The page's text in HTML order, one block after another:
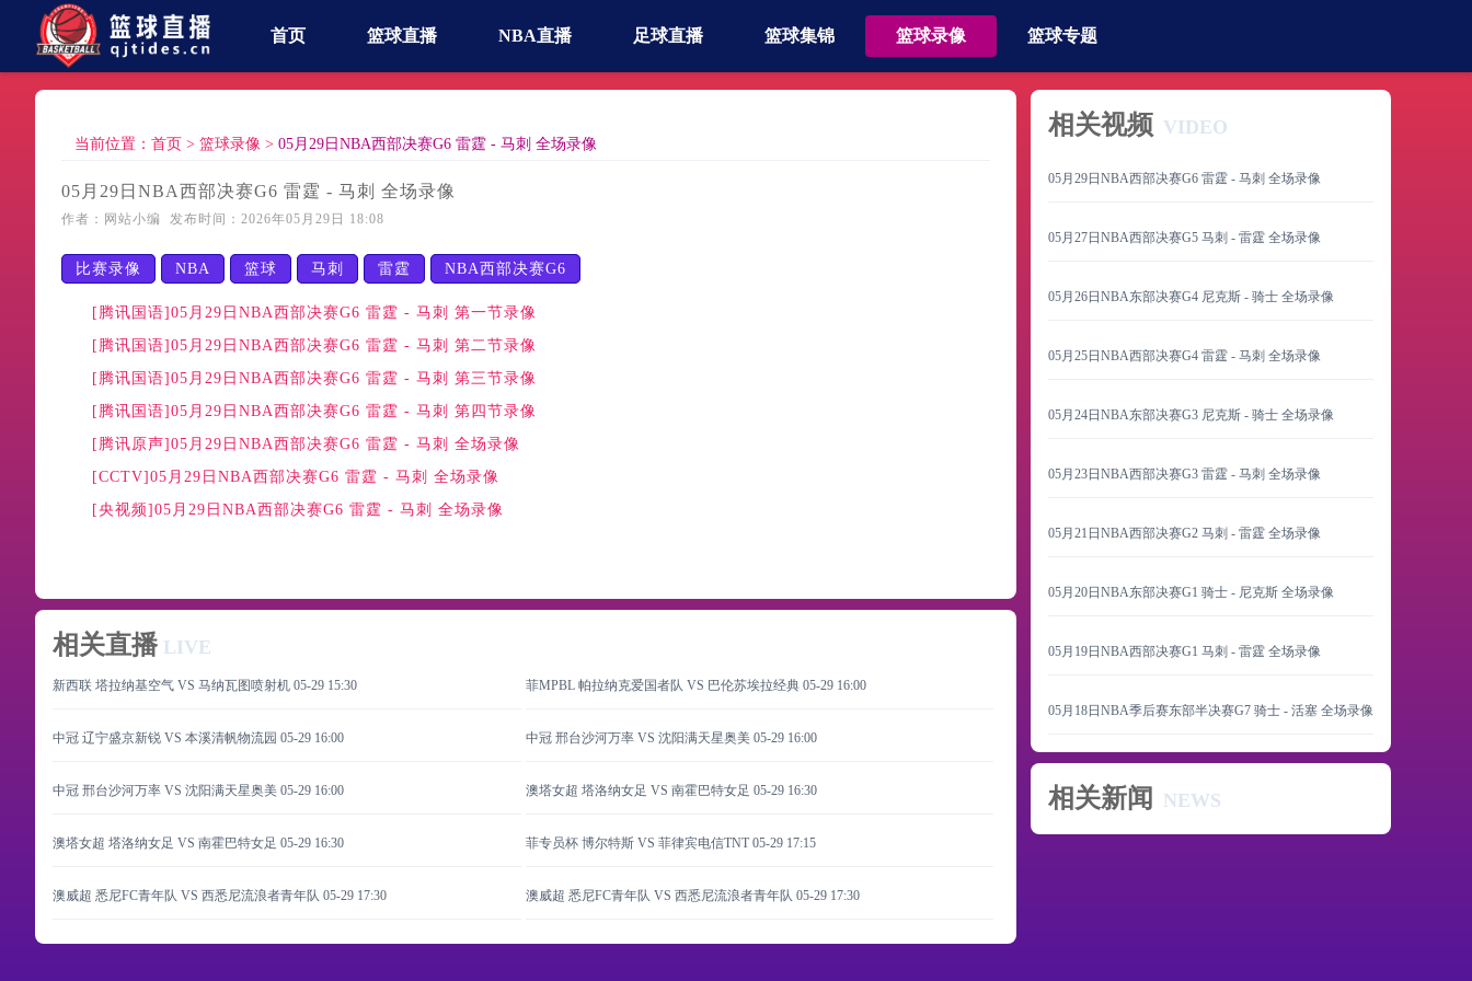
首页 篮球直播 NBA直播 足球直播 篮球集锦 篮球录像 篮球专题
当前位置： 首页 > 篮球录像 > 05月29日NBA西部决赛G6 雷霆 - 马刺 全场录像
05月29日NBA西部决赛G6 雷霆 - 马刺 全场录像
作者：网站小编 发布时间：2026年05月29日 18:08
比赛录像 NBA 篮球 马刺 雷霆 NBA西部决赛G6
[腾讯国语]05月29日NBA西部决赛G6 雷霆 - 马刺 第一节录像
[腾讯国语]05月29日NBA西部决赛G6 雷霆 - 马刺 第二节录像
[腾讯国语]05月29日NBA西部决赛G6 雷霆 - 马刺 第三节录像
[腾讯国语]05月29日NBA西部决赛G6 雷霆 - 马刺 第四节录像
[腾讯原声]05月29日NBA西部决赛G6 雷霆 - 马刺 全场录像
[CCTV]05月29日NBA西部决赛G6 雷霆 - 马刺 全场录像
[央视频]05月29日NBA西部决赛G6 雷霆 - 马刺 全场录像
相关直播 LIVE
新西联 塔拉纳基空气 VS 马纳瓦图喷射机 05-29 15:30 菲MPBL 帕拉纳克爱国者队 VS 巴伦苏埃拉经典 05-29 16:00
中冠 辽宁盛京新锐 VS 本溪清帆物流园 05-29 16:00 中冠 邢台沙河万率 VS 沈阳满天星奥美 05-29 16:00
中冠 邢台沙河万率 VS 沈阳满天星奥美 05-29 16:00 澳塔女超 塔洛纳女足 VS 南霍巴特女足 05-29 16:30
澳塔女超 塔洛纳女足 VS 南霍巴特女足 05-29 16:30 菲专员杯 博尔特斯 VS 菲律宾电信TNT 05-29 17:15
澳威超 悉尼FC青年队 VS 西悉尼流浪者青年队 05-29 17:30 澳威超 悉尼FC青年队 VS 西悉尼流浪者青年队 05-29 17:30
相关视频 VIDEO
05月29日NBA西部决赛G6 雷霆 - 马刺 全场录像
05月27日NBA西部决赛G5 马刺 - 雷霆 全场录像
05月26日NBA东部决赛G4 尼克斯 - 骑士 全场录像
05月25日NBA西部决赛G4 雷霆 - 马刺 全场录像
05月24日NBA东部决赛G3 尼克斯 - 骑士 全场录像
05月23日NBA西部决赛G3 雷霆 - 马刺 全场录像
05月21日NBA西部决赛G2 马刺 - 雷霆 全场录像
05月20日NBA东部决赛G1 骑士 - 尼克斯 全场录像
05月19日NBA西部决赛G1 马刺 - 雷霆 全场录像
05月18日NBA季后赛东部半决赛G7 骑士 - 活塞 全场录像
相关新闻 NEWS